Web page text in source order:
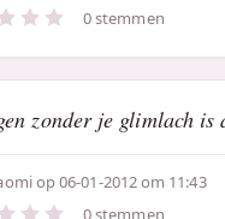
0 stemmen
zonder je glimlach is
op 06-01-2012 om 11:43